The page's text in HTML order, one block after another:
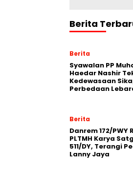
Berita
Berita
Syawalan PP
Haedar Nashir
Kedewasaan
Perbedaan
Berita
Danrem 172/PWY
PLTMH Karya
511/DY, Terangi
Lanny Jaya